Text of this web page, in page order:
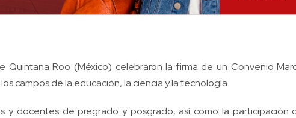
Quintana Roo (México) celebraron la firma de un Convenio
campos de la educación, la ciencia y la tecnología.
y docentes de pregrado y posgrado, así como la participación